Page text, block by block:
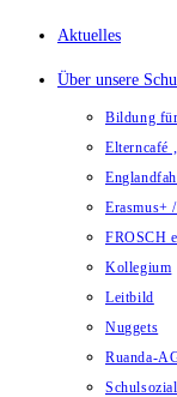
Aktuelles
Über unsere
Bildung
Elterncafé
Erasmus+
FROSCH
Kollegium
Leitbild
Nuggets
Ruanda-